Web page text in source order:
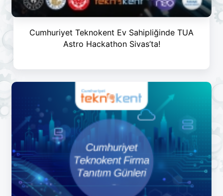
Cumhuriyet Teknokent Ev Sahipliğinde TUA
Astro Hackathon Sivas’ta!